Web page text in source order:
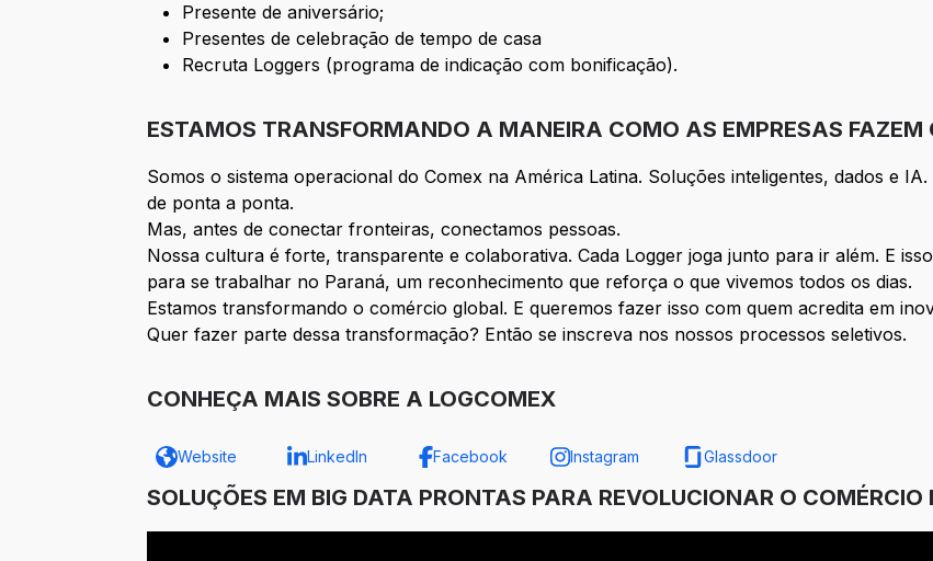
Presente de aniversário;
Presentes de celebração de tempo de casa
Recruta Loggers (programa de indicação com bonificação).
ESTAMOS TRANSFORMANDO A MANEIRA COMO AS EMPRESAS FAZEM
Somos o sistema operacional do Comex na América Latina. Soluções inteligentes, dados e
de ponta a ponta.
Mas, antes de conectar fronteiras, conectamos pessoas.
Nossa cultura é forte, transparente e colaborativa. Cada Logger joga junto para ir além. E
para se trabalhar no Paraná, um reconhecimento que reforça o que vivemos todos os dias.
Estamos transformando o comércio global. E queremos fazer isso com quem acredita em
Quer fazer parte dessa transformação? Então se inscreva nos nossos processos seletivos.
CONHEÇA MAIS SOBRE A LOGCOMEX
Website LinkedIn Facebook Instagram Glassdoor
SOLUÇÕES EM BIG DATA PRONTAS PARA REVOLUCIONAR O COMÉRCIO